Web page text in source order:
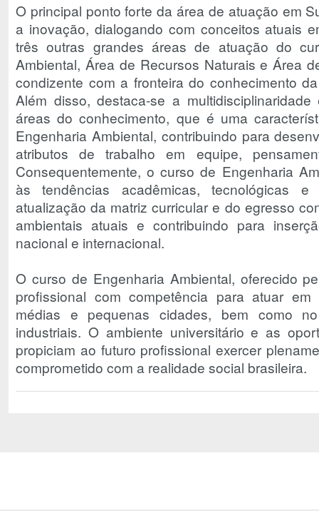
O principal ponto forte da área de atuação em
a inovação, dialogando com conceitos atuais
três outras grandes áreas de atuação do
Ambiental, Área de Recursos Naturais e Área
condizente com a fronteira do conhecimento
Além disso, destaca-se a
áreas do conhecimento, que é uma
Engenharia Ambiental, contribuindo para
atributos de trabalho em equipe,
Consequentemente, o curso de Engenharia
às tendências acadêmicas, tecnológicas
atualização da matriz curricular e do egresso
ambientais atuais e contribuindo para
nacional e internacional.
O curso de Engenharia Ambiental, oferecido
profissional com competência para atuar em
médias e pequenas cidades, bem como
industriais. O ambiente universitário e as
propiciam ao futuro profissional exercer
comprometido com a realidade social brasileira.